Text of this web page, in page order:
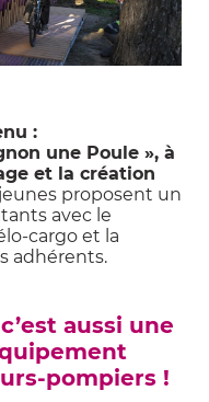
:
une Poule », à
et la création
proposent un
avec le
cargo et la
adhérents.
aussi une
pompiers !